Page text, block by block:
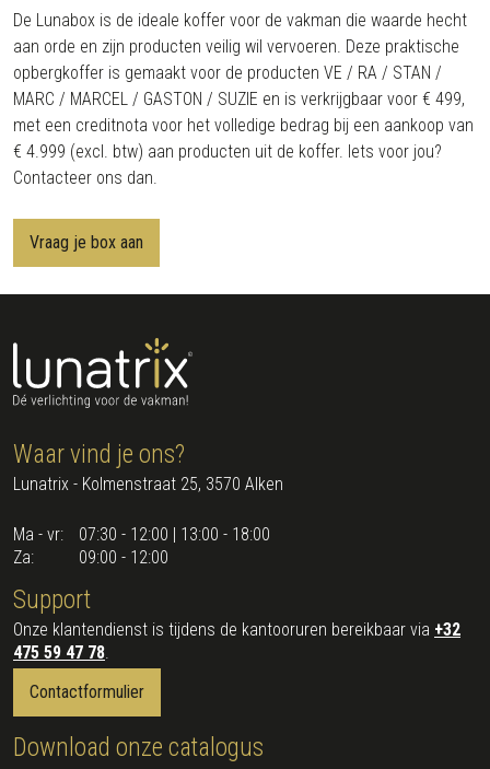
De Lunabox is de ideale koffer voor de vakman die waarde hecht
aan orde en zijn producten veilig wil vervoeren. Deze praktische
opbergkoffer is gemaakt voor de producten VE / RA / STAN /
MARC / MARCEL / GASTON / SUZIE en is verkrijgbaar voor € 499,
met een creditnota voor het volledige bedrag bij een aankoop van
€ 4.999 (excl. btw) aan producten uit de koffer. Iets voor jou?
Contacteer ons dan.
Vraag je box aan
Waar vind je ons?
Lunatrix - Kolmenstraat 25, 3570 Alken
Ma - vr:
07:30 - 12:00 | 13:00 - 18:00
Za:
09:00 - 12:00
Support
Onze klantendienst is tijdens de kantooruren bereikbaar via +32
475 59 47 78.
Contactformulier
Download onze catalogus